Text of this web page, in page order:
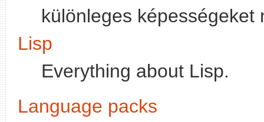
különleges képességeket
Lisp
Everything about Lisp.
Language packs